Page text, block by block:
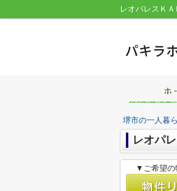
堺市の一人暮
レオパ
▼ご希望の